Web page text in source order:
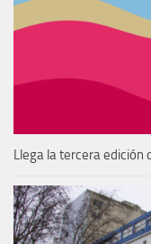
Llega la tercera edición